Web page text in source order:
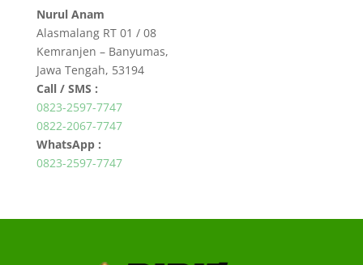
Nurul Anam
Alasmalang RT 01 / 08
Kemranjen – Banyumas,
Jawa Tengah, 53194
Call / SMS :
0823-2597-7747
0822-2067-7747
WhatsApp :
0823-2597-7747